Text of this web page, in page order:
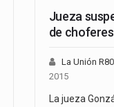
Jueza
de
La Unión
2015
La jueza